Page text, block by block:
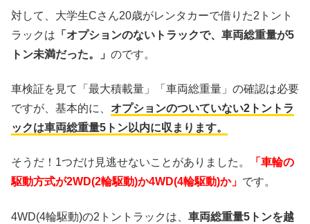
対して、大学生Cさん20歳がレンタカーで借りた2トント
ラックは 「オプションのないトラックで、車両総重量が5
トン未満だった。」 のです。
車検証を見て「最大積載量」「車両総重量」の確認は必要
ですが、基本的に、 オプションのついていない2トントラ
ックは車両総重量5トン以内に収まります。
そうだ！1つだけ見逃せないことがありました。
「車輪の
駆動方式が2WD(2輪駆動)か4WD(4輪駆動)か」 です。
4WD(4輪駆動)の2トントラックは、 車両総重量5トンを越